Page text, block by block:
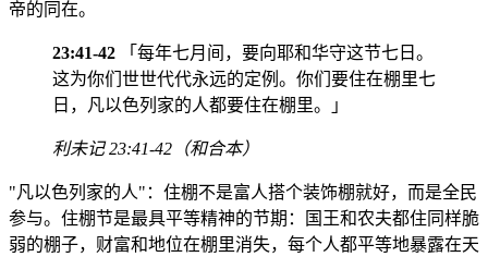
帝的同在。
23:41-42 「每年七月间，要向耶和华守这节七日。
这为你们世世代代永远的定例。你们要住在棚里七
日，凡以色列家的人都要住在棚里。」
利未记 23:41-42（和合本）
"凡以色列家的人"：住棚不是富人搭个装饰棚就好，而是全民
参与。住棚节是最具平等精神的节期：国王和农夫都住同样脆
弱的棚子，财富和地位在棚里消失，每个人都平等地暴露在天